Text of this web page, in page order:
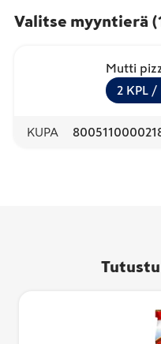
Valitse myyntierä (
Mutti
2 KPL /
KUPA